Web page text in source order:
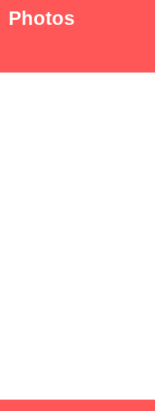
Photos